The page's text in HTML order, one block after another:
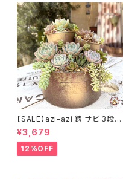
【SALE】azi-azi 錆 サビ 3段シ
ャビー プランター
¥3,679
12%OFF